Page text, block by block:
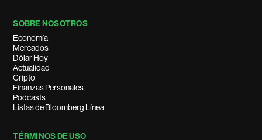
SOBRE NOSOTROS
Economía
Mercados
Dólar Hoy
Actualidad
Cripto
Finanzas Personales
Podcasts
Listas de Bloomberg Línea
TÉRMINOS DE USO